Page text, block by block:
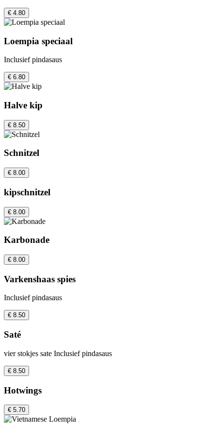
€ 4.80
Loempia speciaal
Inclusief pindasaus
€ 6.80
Halve kip
€ 8.50
Schnitzel
€ 8.00
kipschnitzel
€ 8.00
Karbonade
€ 8.00
Varkenshaas spies
Inclusief pindasaus
€ 8.50
Saté
vier stokjes sate Inclusief pindasaus
€ 8.50
Hotwings
€ 5.70